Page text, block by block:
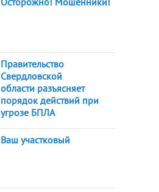
Правительство
Свердловской
области разъясняет
порядок действий при
угрозе БПЛА
Ваш участковый